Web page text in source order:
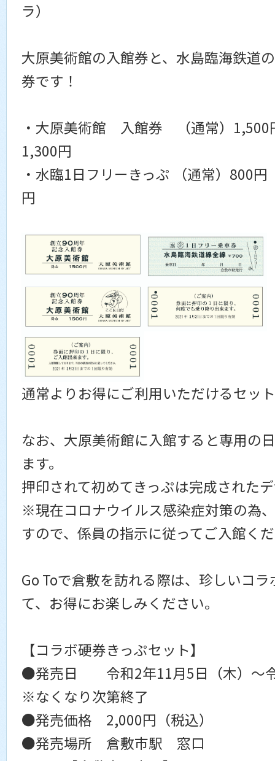
ラ）
大原美術館の入館券と、水島臨海鉄道
券です！
・大原美術館 入館券 （通常）
1,300円
・水臨1日フリーきっぷ （通常）
円
通常よりお得にご利用いただけるセッ
なお、大原美術館に入館すると専用の
ます。
押印されて初めてきっぷは完成された
※現在コロナウイルス感染症対策の為
すので、係員の指示に従ってご入館く
Go Toで倉敷を訪れる際は、珍しいコ
て、お得にお楽しみください。
【コラボ硬券きっぷセット】
●発売日 令和2年11月5日（木）～
※なくなり次第終了
●発売価格 2,000円（税込）
●発売場所 倉敷市駅 窓口